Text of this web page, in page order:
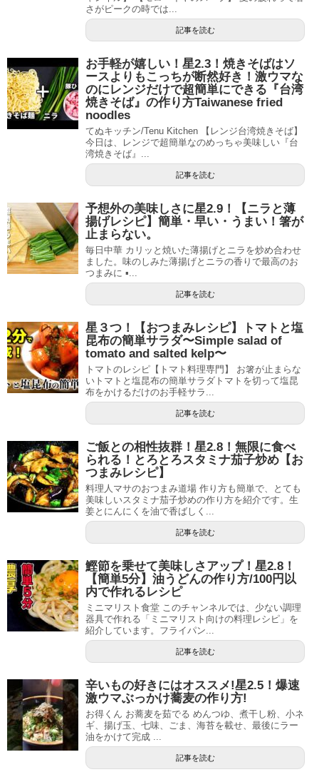
さがピークの時では...
記事を読む
お手軽が嬉しい！星2.3！焼きそばはソ
ースよりもこっちが断然好き！激ウマな
のにレンジだけで超簡単にできる『台湾
焼きそば』の作り方Taiwanese fried
noodles
てぬキッチン/Tenu Kitchen 【レンジ台湾焼きそば】
今日は、レンジで超簡単なのめっちゃ美味しい『台
湾焼きそば』...
記事を読む
予想外の美味しさに星2.9！【ニラと薄
揚げレシピ】簡単・早い・うまい！箸が
止まらない。
毎日中華 カリッと焼いた薄揚げとニラを炒め合わせ
ました。味のしみた薄揚げとニラの香りで最高のお
つまみに ▪...
記事を読む
星３つ！【おつまみレシピ】トマトと塩
昆布の簡単サラダ〜Simple salad of
tomato and salted kelp〜
トマトのレシピ【トマト料理専門】 お箸が止まらな
いトマトと塩昆布の簡単サラダトマトを切って塩昆
布をかけるだけのお手軽サラ...
記事を読む
ご飯との相性抜群！星2.8！無限に食べ
られる！とろとろスタミナ茄子炒め【お
つまみレシピ】
料理人マサのおつまみ道場 作り方も簡単で、とても
美味しいスタミナ茄子炒めの作り方を紹介です。生
姜とにんにくを油で香ばしく...
記事を読む
鰹節を乗せて美味しさアップ！星2.8！
【簡単5分】油うどんの作り方/100円以
内で作れるレシピ
ミニマリスト食堂 このチャンネルでは、少ない調理
器具で作れる「ミニマリスト向けの料理レシピ」を
紹介しています。フライパン...
記事を読む
辛いもの好きにはオススメ!星2.5！爆速
激ウマぶっかけ蕎麦の作り方!
お得くん お蕎麦を茹でる めんつゆ、煮干し粉、小ネ
ギ、揚げ玉、七味、ごま、海苔を載せ、最後にラー
油をかけて完成 ...
記事を読む